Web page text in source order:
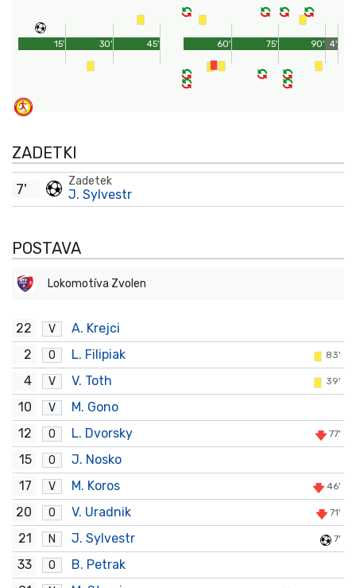
45'
15' 30' 90'
60' 75' 4'
ZADETKI
Zadetek
J. Sylvestr
7'
POSTAVA
Lokomotíva Zvolen
22 V
A. Krejci
2
O L. Filipiak 83'
4 V V. Toth 39'
10 V
M. Gono
12
O L. Dvorsky 77'
15 O
J. Nosko
17
V M. Koros 46'
20 O V. Uradnik 71'
21 N J. Sylvestr 7'
33 O
B. Petrak